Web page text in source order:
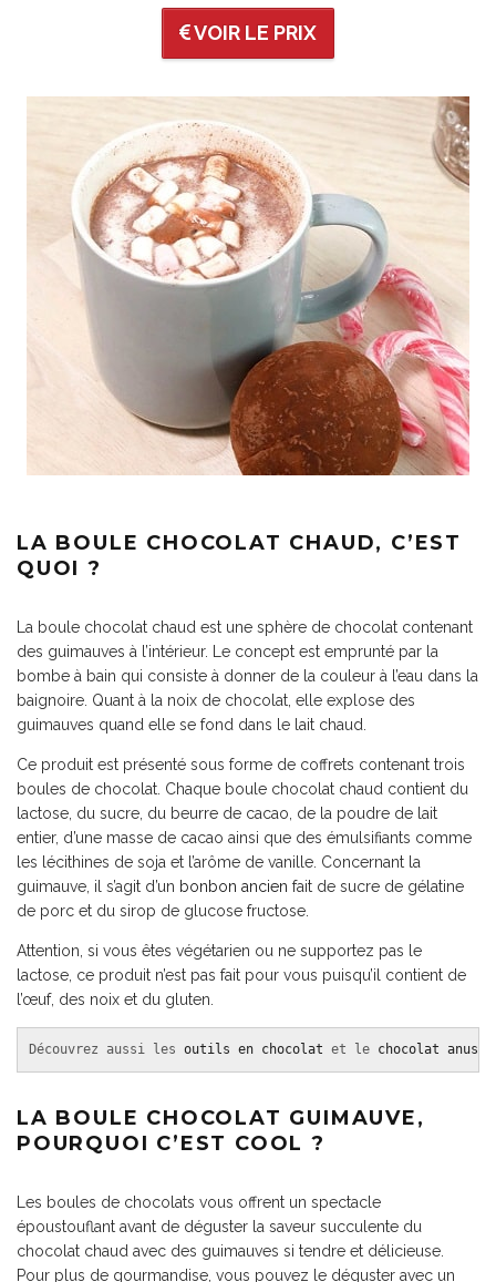
VOIR LE PRIX
LA BOULE CHOCOLAT CHAUD, C’EST
QUOI ?
La boule chocolat chaud est une sphère de chocolat contenant
des guimauves à l’intérieur. Le concept est emprunté par la
bombe à bain qui consiste à donner de la couleur à l’eau dans la
baignoire. Quant à la noix de chocolat, elle explose des
guimauves quand elle se fond dans le lait chaud.
Ce produit est présenté sous forme de coffrets contenant trois
boules de chocolat. Chaque boule chocolat chaud contient du
lactose, du sucre, du beurre de cacao, de la poudre de lait
entier, d’une masse de cacao ainsi que des émulsifiants comme
les lécithines de soja et l’arôme de vanille. Concernant la
guimauve, il s’agit d’un bonbon ancien fait de sucre de gélatine
de porc et du sirop de glucose fructose.
Attention, si vous êtes végétarien ou ne supportez pas le
lactose, ce produit n’est pas fait pour vous puisqu’il contient de
l’œuf, des noix et du gluten.
Découvrez aussi les outils en chocolat et le chocolat anus
LA BOULE CHOCOLAT GUIMAUVE,
POURQUOI C’EST COOL ?
Les boules de chocolats vous offrent un spectacle
époustouflant avant de déguster la saveur succulente du
chocolat chaud avec des guimauves si tendre et délicieuse.
Pour plus de gourmandise, vous pouvez le déguster avec un